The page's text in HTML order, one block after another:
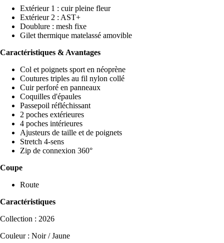
Extérieur 1 : cuir pleine fleur
Extérieur 2 : AST+
Doublure : mesh fixe
Gilet thermique matelassé amovible
Caractéristiques & Avantages
Col et poignets sport en néoprène
Coutures triples au fil nylon collé
Cuir perforé en panneaux
Coquilles d'épaules
Passepoil réfléchissant
2 poches extérieures
4 poches intérieures
Ajusteurs de taille et de poignets
Stretch 4-sens
Zip de connexion 360°
Coupe
Route
Caractéristiques
Collection : 2026
Couleur : Noir / Jaune